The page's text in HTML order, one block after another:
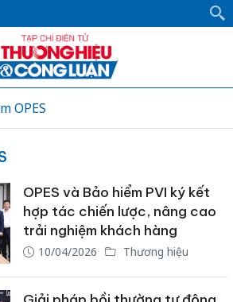
OPES
OPES và Bảo hiểm PVI ký kết
hợp tác chiến lược, nâng cao
trải nghiệm khách hàng
10/04/2026 Thương hiệu